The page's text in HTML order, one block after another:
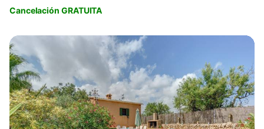
Cancelación GRATUITA